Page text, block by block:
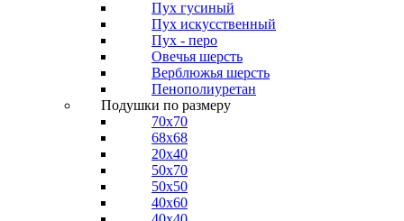
Пух гусиный
Пух искусственный
Пух - перо
Овечья шерсть
Верблюжья шерсть
Пенополиуретан
Подушки по размеру
70x70
68x68
20x40
50x70
50x50
40x60